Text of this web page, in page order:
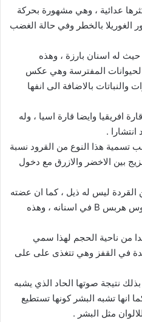
عدائية ، وهي مشهورة بحركة
بالخطر وفي حالة الغضب
حيث له اسنان بارزة ، وهذه
المفترسة وهي عكس
بالاضافة الى انفها
افريقيا وايضا قارة اسيا ، وله
.
تسمية هذا النوع من القرود نسبة
بين الاخضر والازرق مع دخول
القردة ليس له ذيل ، كما ان عضته
تعتبر قاتلة للبشر كونه يحمل فيروس هربس B في اسنانه ، وهذه
من ناحية الحجم لهذا سمي
في القفز وهي تتغذى على على
نتيجة صوتها الحاد الذي يشبه
انها تشبه البشر كونها تستطيع
مثل البشر .